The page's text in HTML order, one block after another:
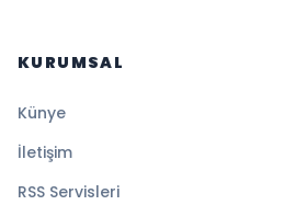
KURUMSAL
Künye
İletişim
RSS Servisleri